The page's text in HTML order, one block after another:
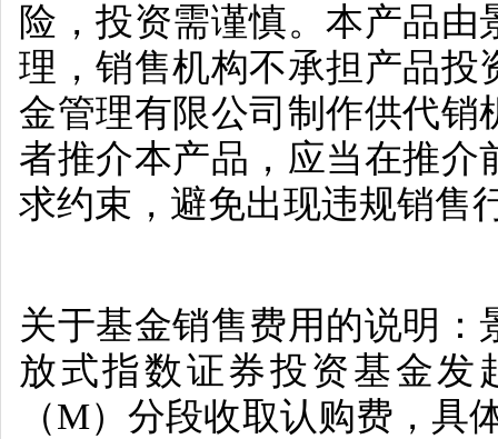
险，投资需谨慎。本产品
理，销售机构不承担产品投
金管理有限公司制作供代销
者推介本产品，应当在推
求约束，避免出现违规销售
关于基金销售费用的说明
放式指数证券投资基金发
（M）分段收取认购费，具